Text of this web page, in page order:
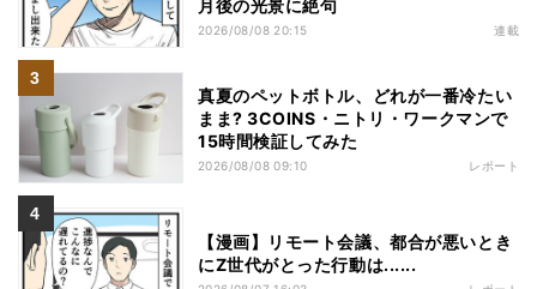
月後の光景に絶句
2026/08/08 20:15 連載
真夏のペットボトル、どれが一番冷たい
まま? 3COINS・ニトリ・ワークマンで
15時間検証してみた
2026/08/08 09:10 レポート
【漫画】リモート会議、都合が悪いとき
にZ世代がとった行動は......